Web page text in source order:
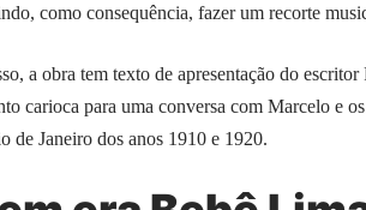
como consequência, fazer um recorte
a obra tem texto de apresentação do
carioca para uma conversa com Marcelo e
de Janeiro dos anos 1910 e 1920.